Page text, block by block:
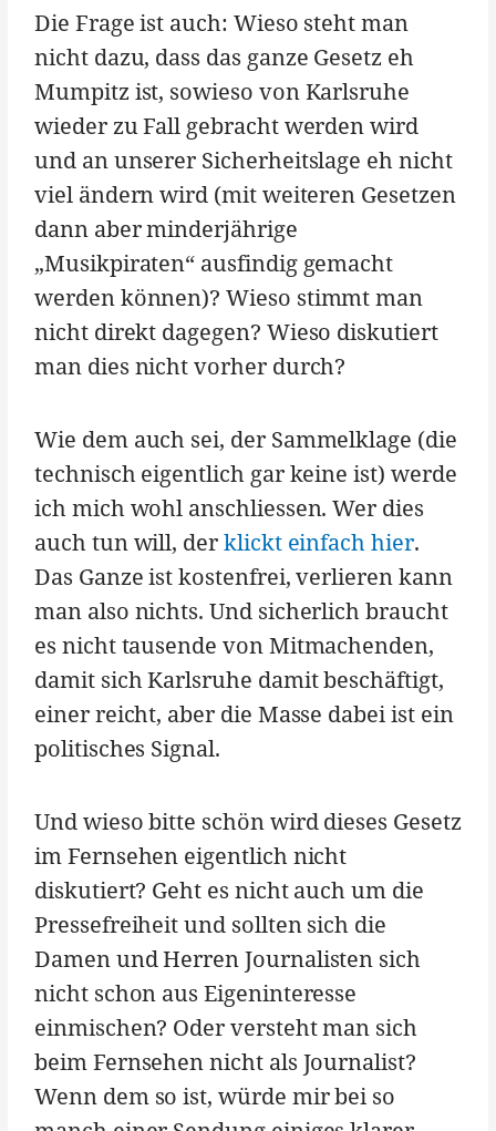
Die Frage ist auch: Wieso steht man
nicht dazu, dass das ganze Gesetz eh
Mumpitz ist, sowieso von Karlsruhe
wieder zu Fall gebracht werden wird
und an unserer Sicherheitslage eh nicht
viel ändern wird (mit weiteren Gesetzen
dann aber minderjährige
„Musikpiraten“ ausfindig gemacht
werden können)? Wieso stimmt man
nicht direkt dagegen? Wieso diskutiert
man dies nicht vorher durch?
Wie dem auch sei, der Sammelklage (die
technisch eigentlich gar keine ist) werde
ich mich wohl anschliessen. Wer dies
auch tun will, derklickt einfach hier.
Das Ganze ist kostenfrei, verlieren kann
man also nichts. Und sicherlich braucht
es nicht tausende von Mitmachenden,
damit sich Karlsruhe damit beschäftigt,
einer reicht, aber die Masse dabei ist ein
politisches Signal.
Und wieso bitte schön wird dieses Gesetz
im Fernsehen eigentlich nicht
diskutiert? Geht es nicht auch um die
Pressefreiheit und sollten sich die
Damen und Herren Journalisten sich
nicht schon aus Eigeninteresse
einmischen? Oder versteht man sich
beim Fernsehen nicht als Journalist?
Wenn dem so ist, würde mir bei so